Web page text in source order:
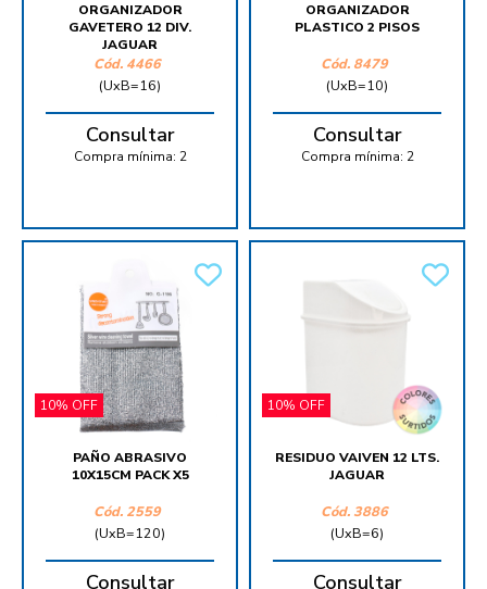
ORGANIZADOR
GAVETERO 12 DIV.
JAGUAR
Cód. 4466
(UxB=16)
Consultar
Compra mínima: 2
ORGANIZADOR
PLASTICO 2 PISOS
Cód. 8479
(UxB=10)
Consultar
Compra mínima: 2
10% OFF
PAÑO ABRASIVO
10X15CM PACK X5
Cód. 2559
(UxB=120)
Consultar
10% OFF
RESIDUO VAIVEN 12 LTS.
JAGUAR
Cód. 3886
(UxB=6)
Consultar